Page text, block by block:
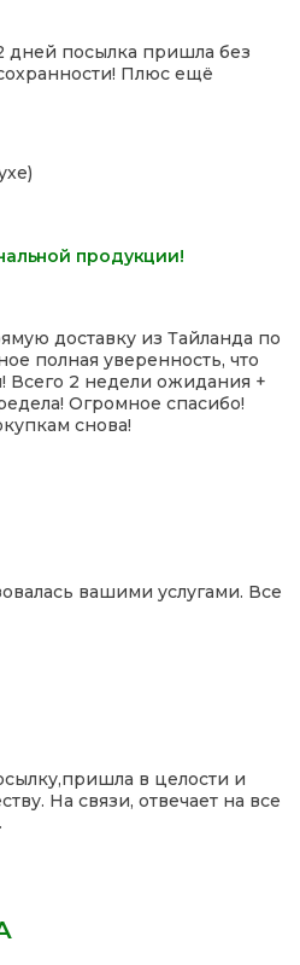
дней посылка пришла без
Плюс ещё
продукции!
доставку из Тайланда по
полная уверенность, что
Всего 2 недели ожидания +
Огромное спасибо!
снова!
вашими услугами. Все
в целости и
На связи, отвечает на все